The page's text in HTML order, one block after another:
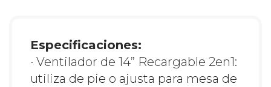
Especificaciones:
· Ventilador de 14” Recargable 2en1:
utiliza de pie o ajusta para mesa de